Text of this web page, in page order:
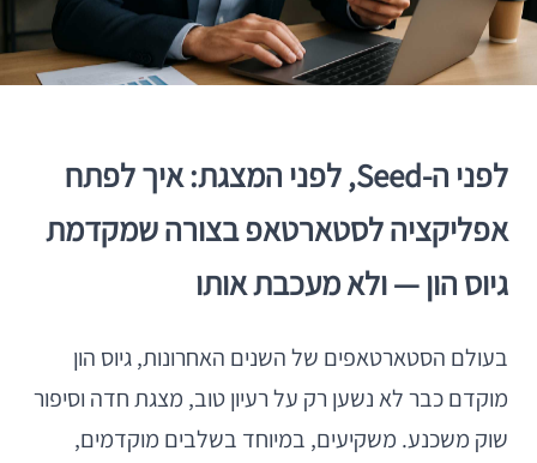
לפני ה-Seed, לפני המצגת: איך לפתח
אפליקציה לסטארטאפ בצורה שמקדמת
גיוס הון — ולא מעכבת אותו
בעולם הסטארטאפים של השנים האחרונות, גיוס הון
מוקדם כבר לא נשען רק על רעיון טוב, מצגת חדה וסיפור
שוק משכנע. משקיעים, במיוחד בשלבים מוקדמים,